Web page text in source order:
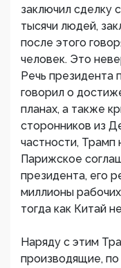
заключил сделку
тысячи людей,
после этого
человек. Это
Речь президента
говорил о
планах, а также
сторонников из
частности, Трамп
Парижское
президента, его
миллионы
тогда как Китай
Наряду с этим
производящие,